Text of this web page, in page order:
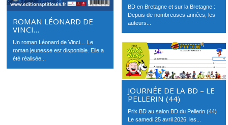
ROMAN LÉONARD DE
VINCI…
Un roman Léonard de Vinci… Le
roman jeunesse est disponible. Elle a
été réalisée...
BD en Bretagne et sur la Bretagne :
Depuis de nombreuses années, les
auteurs...
JOURNÉE DE LA BD – LE
PELLERIN (44)
Prix BD au salon BD du Pellerin (44)
Le samedi 25 avril 2026, les...